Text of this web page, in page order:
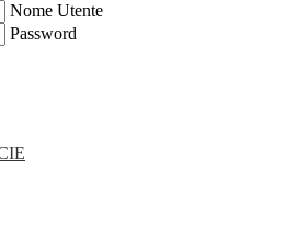
Nome Utente
Password